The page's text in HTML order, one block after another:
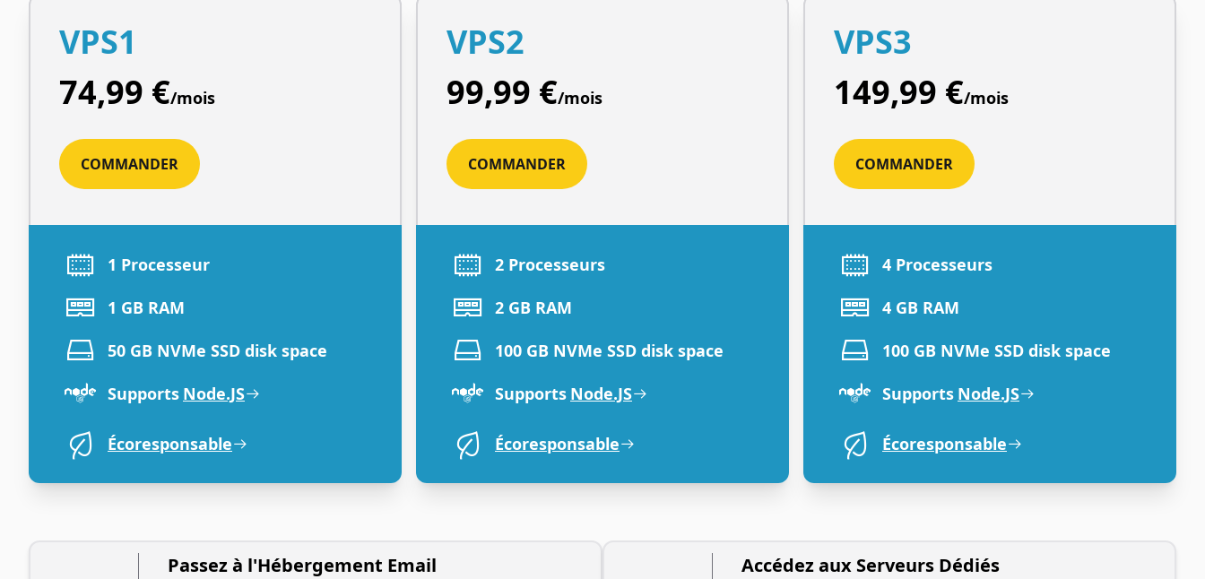
VPS1
74,99 €/mois
COMMANDER
1 Processeur
1 GB RAM
50 GB NVMe SSD disk space
Supports Node.JS
Écoresponsable
VPS2
99,99 €/mois
COMMANDER
2 Processeurs
2 GB RAM
100 GB NVMe SSD disk space
Supports Node.JS
Écoresponsable
VPS3
149,99 €/mois
COMMANDER
4 Processeurs
4 GB RAM
100 GB NVMe SSD disk space
Supports Node.JS
Écoresponsable
Passez à l'Hébergement Email Accédez aux Serveurs Dédiés